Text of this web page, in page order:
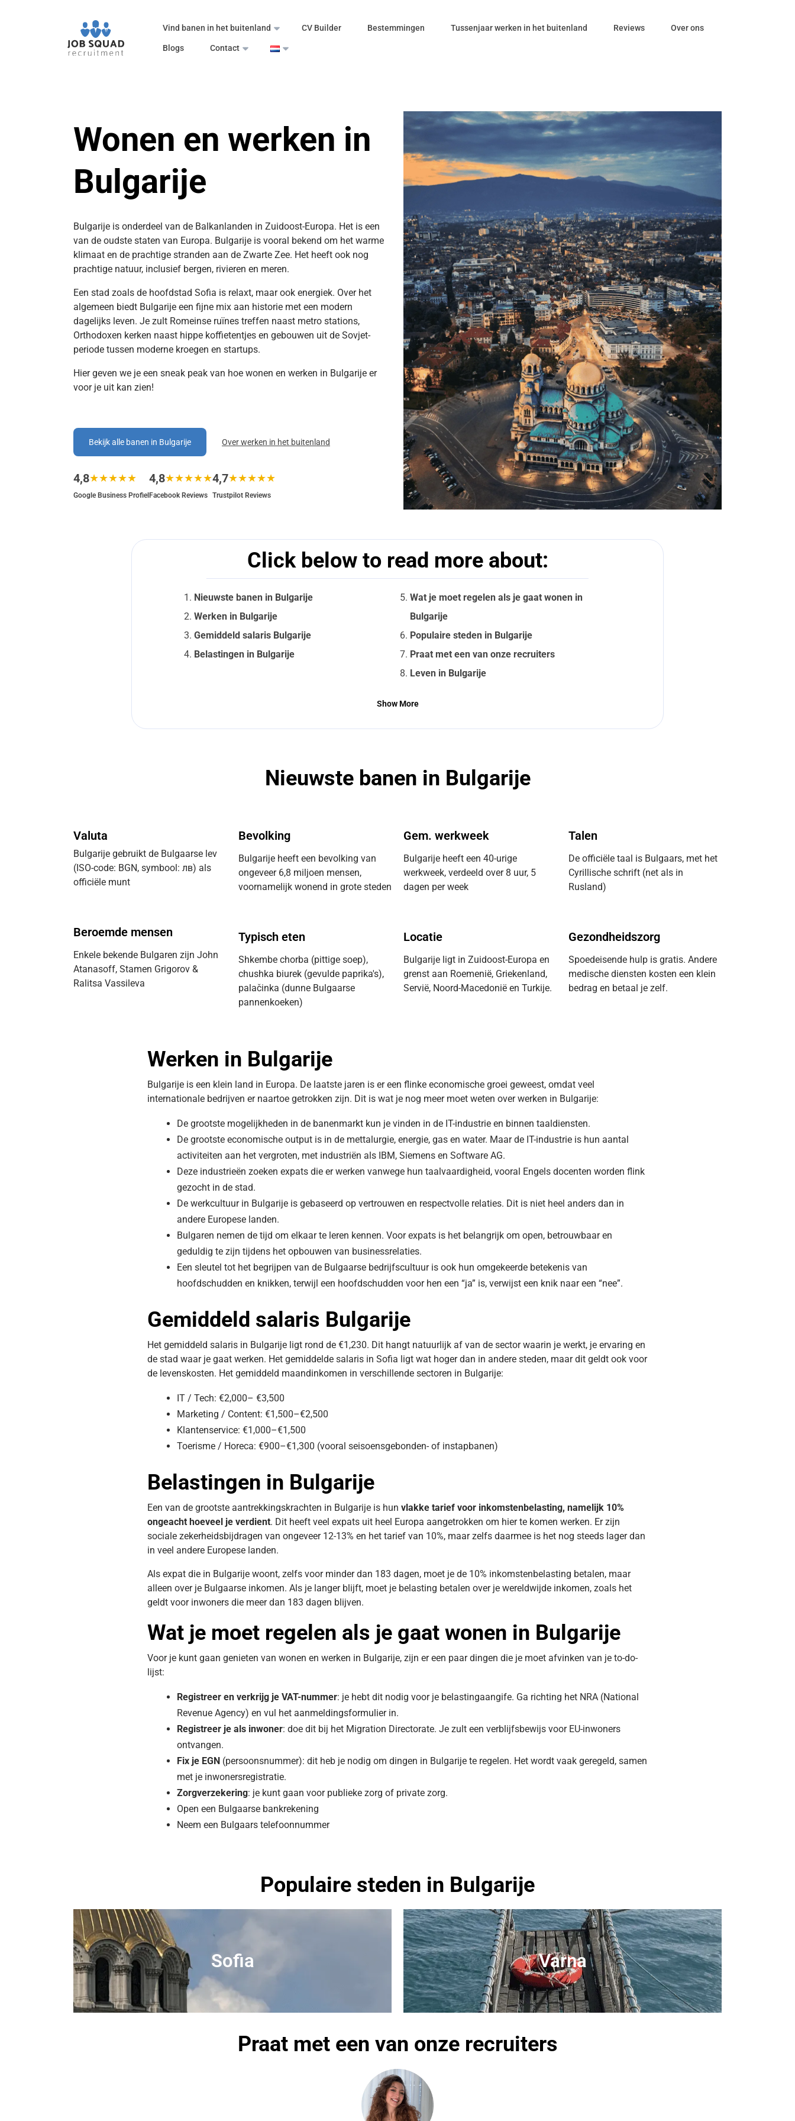
Vind banen in het buitenland CV Builder Bestemmingen Tussenjaar werken in het buitenland Reviews Over ons
Blogs Contact
Wonen en werken in
Bulgarije
Bulgarije is onderdeel van de Balkanlanden in Zuidoost-Europa. Het is een
van de oudste staten van Europa. Bulgarije is vooral bekend om het warme
klimaat en de prachtige stranden aan de Zwarte Zee. Het heeft ook nog
prachtige natuur, inclusief bergen, rivieren en meren.
Een stad zoals de hoofdstad Sofia is relaxt, maar ook energiek. Over het
algemeen biedt Bulgarije een fijne mix aan historie met een modern
dagelijks leven. Je zult Romeinse ruïnes treffen naast metro stations,
Orthodoxen kerken naast hippe koffietentjes en gebouwen uit de Sovjet-
periode tussen moderne kroegen en startups.
Hier geven we je een sneak peak van hoe wonen en werken in Bulgarije er
voor je uit kan zien!
Bekijk alle banen in Bulgarije Over werken in het buitenland
4,8★★★★★
Google Business Profiel
4,8★★★★★
Facebook Reviews
4,7★★★★★
Trustpilot Reviews
Click below to read more about:
Nieuwste banen in Bulgarije
Werken in Bulgarije
Gemiddeld salaris Bulgarije
Belastingen in Bulgarije
Wat je moet regelen als je gaat wonen in
Bulgarije
Populaire steden in Bulgarije
Praat met een van onze recruiters
Leven in Bulgarije
Show More
Nieuwste banen in Bulgarije
Valuta
Bulgarije gebruikt de Bulgaarse lev
(ISO-code: BGN, symbool: лв) als
officiële munt
Beroemde mensen
Enkele bekende Bulgaren zijn John
Atanasoff, Stamen Grigorov &
Ralitsa Vassileva
Bevolking
Bulgarije heeft een bevolking van
ongeveer 6,8 miljoen mensen,
voornamelijk wonend in grote steden
Typisch eten
Shkembe chorba (pittige soep),
chushka biurek (gevulde paprika's),
palačinka (dunne Bulgaarse
pannenkoeken)
Gem. werkweek
Bulgarije heeft een 40-urige
werkweek, verdeeld over 8 uur, 5
dagen per week
Locatie
Bulgarije ligt in Zuidoost-Europa en
grenst aan Roemenië, Griekenland,
Servië, Noord-Macedonië en Turkije.
Talen
De officiële taal is Bulgaars, met het
Cyrillische schrift (net als in
Rusland)
Gezondheidszorg
Spoedeisende hulp is gratis. Andere
medische diensten kosten een klein
bedrag en betaal je zelf.
Werken in Bulgarije
Bulgarije is een klein land in Europa. De laatste jaren is er een flinke economische groei geweest, omdat veel
internationale bedrijven er naartoe getrokken zijn. Dit is wat je nog meer moet weten over werken in Bulgarije:
De grootste mogelijkheden in de banenmarkt kun je vinden in de IT-industrie en binnen taaldiensten.
De grootste economische output is in de mettalurgie, energie, gas en water. Maar de IT-industrie is hun aantal
activiteiten aan het vergroten, met industriën als IBM, Siemens en Software AG.
Deze industrieën zoeken expats die er werken vanwege hun taalvaardigheid, vooral Engels docenten worden flink
gezocht in de stad.
De werkcultuur in Bulgarije is gebaseerd op vertrouwen en respectvolle relaties. Dit is niet heel anders dan in
andere Europese landen.
Bulgaren nemen de tijd om elkaar te leren kennen. Voor expats is het belangrijk om open, betrouwbaar en
geduldig te zijn tijdens het opbouwen van businessrelaties.
Een sleutel tot het begrijpen van de Bulgaarse bedrijfscultuur is ook hun omgekeerde betekenis van
hoofdschudden en knikken, terwijl een hoofdschudden voor hen een “ja” is, verwijst een knik naar een “nee”.
Gemiddeld salaris Bulgarije
Het gemiddeld salaris in Bulgarije ligt rond de €1,230. Dit hangt natuurlijk af van de sector waarin je werkt, je ervaring en
de stad waar je gaat werken. Het gemiddelde salaris in Sofia ligt wat hoger dan in andere steden, maar dit geldt ook voor
de levenskosten. Het gemiddeld maandinkomen in verschillende sectoren in Bulgarije:
IT / Tech: €2,000– €3,500
Marketing / Content: €1,500–€2,500
Klantenservice: €1,000–€1,500
Toerisme / Horeca: €900–€1,300 (vooral seisoensgebonden- of instapbanen)
Belastingen in Bulgarije
Een van de grootste aantrekkingskrachten in Bulgarije is hun vlakke tarief voor inkomstenbelasting, namelijk 10%
ongeacht hoeveel je verdient. Dit heeft veel expats uit heel Europa aangetrokken om hier te komen werken. Er zijn
sociale zekerheidsbijdragen van ongeveer 12-13% en het tarief van 10%, maar zelfs daarmee is het nog steeds lager dan
in veel andere Europese landen.
Als expat die in Bulgarije woont, zelfs voor minder dan 183 dagen, moet je de 10% inkomstenbelasting betalen, maar
alleen over je Bulgaarse inkomen. Als je langer blijft, moet je belasting betalen over je wereldwijde inkomen, zoals het
geldt voor inwoners die meer dan 183 dagen blijven.
Wat je moet regelen als je gaat wonen in Bulgarije
Voor je kunt gaan genieten van wonen en werken in Bulgarije, zijn er een paar dingen die je moet afvinken van je to-do-
lijst:
Registreer en verkrijg je VAT-nummer: je hebt dit nodig voor je belastingaangife. Ga richting het NRA (National
Revenue Agency) en vul het aanmeldingsformulier in.
Registreer je als inwoner: doe dit bij het Migration Directorate. Je zult een verblijfsbewijs voor EU-inwoners
ontvangen.
Fix je EGN (persoonsnummer): dit heb je nodig om dingen in Bulgarije te regelen. Het wordt vaak geregeld, samen
met je inwonersregistratie.
Zorgverzekering: je kunt gaan voor publieke zorg of private zorg.
Open een Bulgaarse bankrekening
Neem een Bulgaars telefoonnummer
Populaire steden in Bulgarije
Sofia Varna
Praat met een van onze recruiters